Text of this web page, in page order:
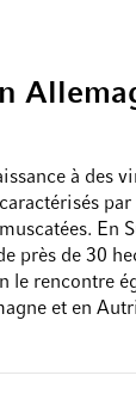
à des
En
près de 30
le rencontre
et en